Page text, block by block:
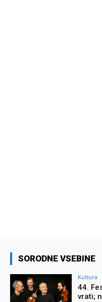
SORODNE VSEBINE
Kultura
44.
vrati;